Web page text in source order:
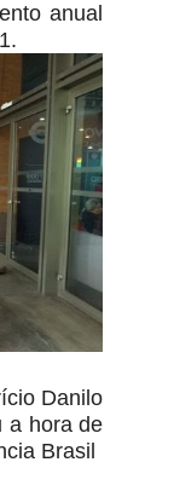
anual
Danilo
a hora de
Brasil